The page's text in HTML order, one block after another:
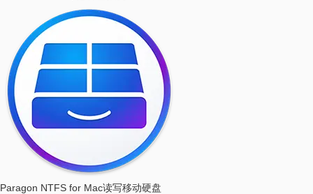
Paragon NTFS for Mac读写移动硬盘